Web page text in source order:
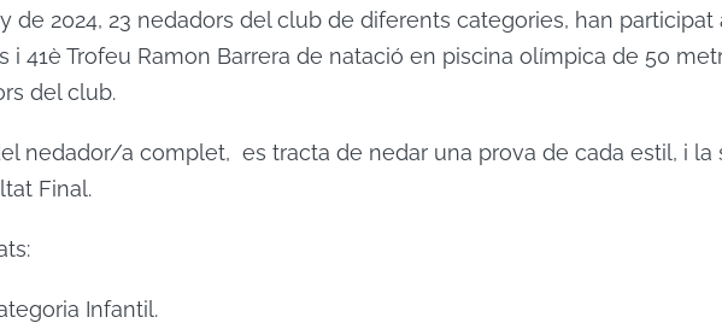
de 2024, 23 nedadors del club de diferents categories, han participat
i 41è Trofeu Ramon Barrera de natació en piscina olímpica de 50
del club.
nedador/a complet, es tracta de nedar una prova de cada estil, i la
Final.
Infantil.